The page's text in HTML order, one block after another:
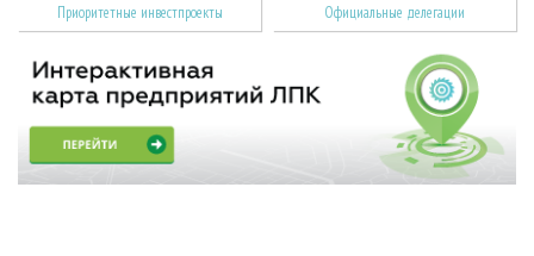
Приоритетные инвестпроекты Официальные делегации